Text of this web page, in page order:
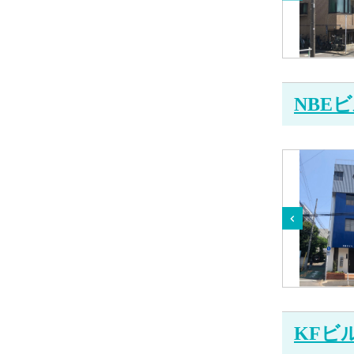
NBE
KFビ